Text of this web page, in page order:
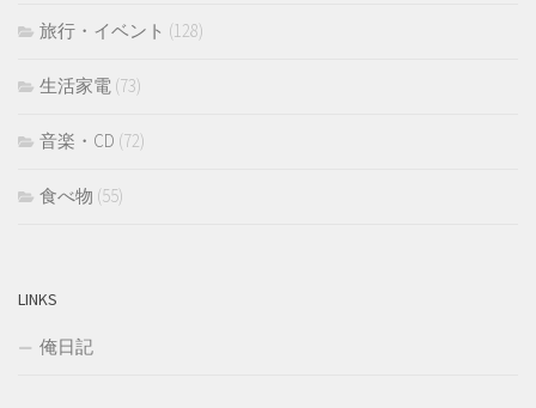
旅行・イベント (128)
生活家電 (73)
音楽・CD (72)
食べ物 (55)
LINKS
俺日記